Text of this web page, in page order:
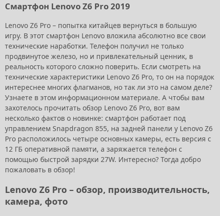
Смартфон Lenovo Z6 Pro 2019
Lenovo Z6 Pro – попытка китайцев вернуться в большую
игру. В этот смартфон Lenovo вложила абсолютно все свои
технические наработки. Телефон получил не только
продвинутое железо, но и привлекательный ценник, в
реальность которого сложно поверить. Если смотреть на
технические характеристики Lenovo Z6 Pro, то он на порядок
интереснее многих флагманов, но так ли это на самом деле?
Узнаете в этом информационном материале. А чтобы вам
захотелось прочитать обзор Lenovo Z6 Pro, вот вам
несколько фактов о новинке: смартфон работает под
управлением Snapdragon 855, на задней панели у Lenovo Z6
Pro расположилось четыре основных камеры, есть версия с
12 ГБ оперативной памяти, а заряжается телефон с
помощью быстрой зарядки 27W. Интересно? Тогда добро
пожаловать в обзор!
Lenovo Z6 Pro – обзор, производительность,
камера, фото